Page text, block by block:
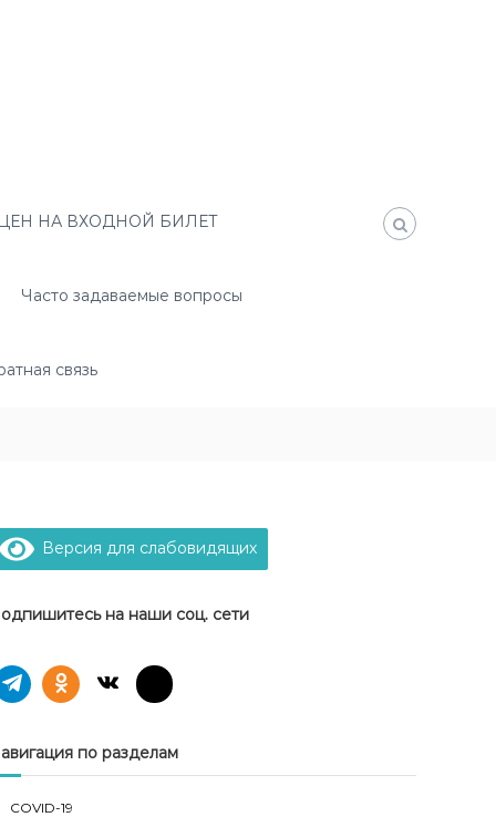
НА ВХОДНОЙ БИЛЕТ
Часто задаваемые вопросы
связь
Версия для слабовидящих
на наши соц. сети
по разделам
COVID-19